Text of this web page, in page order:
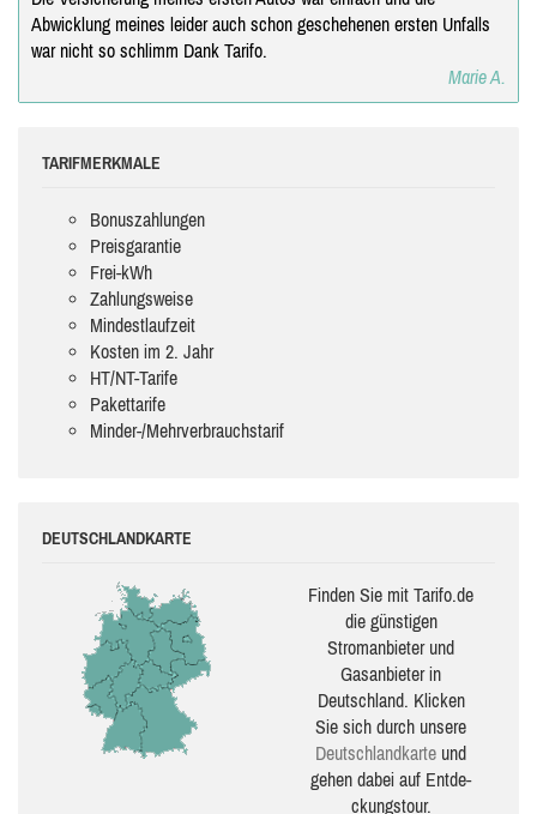
Abwicklung meines leider auch schon geschehenen ersten Unfalls
war nicht so schlimm Dank Tarifo.
Marie A.
TARIFMERKMALE
Bonuszahlungen
Preisgarantie
Frei-kWh
Zahlungsweise
Mindestlaufzeit
Kosten im 2. Jahr
HT/NT-Tarife
Pakettarife
Minder-/Mehrverbrauchstarif
DEUTSCHLANDKARTE
Finden Sie mit Tarifo.de
die güns­ti­gen
Stromanbieter und
Gasanbieter in
Deutschland. Klicken
Sie sich durch unsere
Deutsch­land­karte und
gehen dabei auf Ent­de­
ckungs­tour.